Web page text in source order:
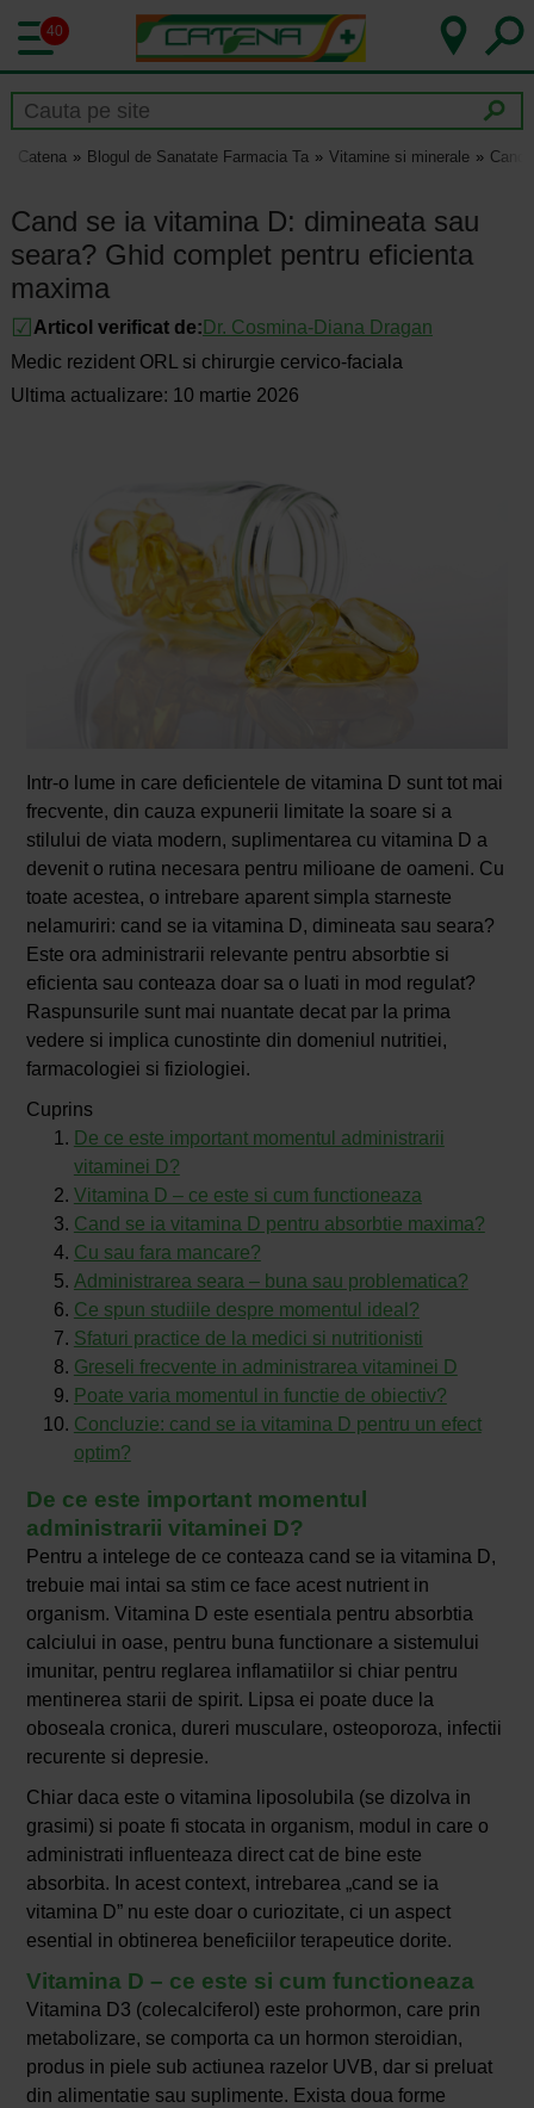
40
Catena Blogul de Sanatate Farmacia Ta Vitamine si minerale Cand
Cand se ia vitamina D: dimineata sau
seara? Ghid complet pentru eficienta
maxima
Articol verificat de: Dr. Cosmina-Diana Dragan
Medic rezident ORL si chirurgie cervico-faciala
Ultima actualizare: 10 martie 2026
Intr-o lume in care deficientele de vitamina D sunt tot mai
frecvente, din cauza expunerii limitate la soare si a
stilului de viata modern, suplimentarea cu vitamina D a
devenit o rutina necesara pentru milioane de oameni. Cu
toate acestea, o intrebare aparent simpla starneste
nelamuriri: cand se ia vitamina D, dimineata sau seara?
Este ora administrarii relevante pentru absorbtie si
eficienta sau conteaza doar sa o luati in mod regulat?
Raspunsurile sunt mai nuantate decat par la prima
vedere si implica cunostinte din domeniul nutritiei,
farmacologiei si fiziologiei.
Cuprins
De ce este important momentul administrarii
vitaminei D?
Vitamina D – ce este si cum functioneaza
Cand se ia vitamina D pentru absorbtie maxima?
Cu sau fara mancare?
Administrarea seara – buna sau problematica?
Ce spun studiile despre momentul ideal?
Sfaturi practice de la medici si nutritionisti
Greseli frecvente in administrarea vitaminei D
Poate varia momentul in functie de obiectiv?
Concluzie: cand se ia vitamina D pentru un efect
optim?
De ce este important momentul
administrarii vitaminei D?
Pentru a intelege de ce conteaza cand se ia vitamina D,
trebuie mai intai sa stim ce face acest nutrient in
organism. Vitamina D este esentiala pentru absorbtia
calciului in oase, pentru buna functionare a sistemului
imunitar, pentru reglarea inflamatiilor si chiar pentru
mentinerea starii de spirit. Lipsa ei poate duce la
oboseala cronica, dureri musculare, osteoporoza, infectii
recurente si depresie.
Chiar daca este o vitamina liposolubila (se dizolva in
grasimi) si poate fi stocata in organism, modul in care o
administrati influenteaza direct cat de bine este
absorbita. In acest context, intrebarea „cand se ia
vitamina D” nu este doar o curiozitate, ci un aspect
esential in obtinerea beneficiilor terapeutice dorite.
Vitamina D – ce este si cum functioneaza
Vitamina D3 (colecalciferol) este prohormon, care prin
metabolizare, se comporta ca un hormon steroidian,
produs in piele sub actiunea razelor UVB, dar si preluat
din alimentatie sau suplimente. Exista doua forme